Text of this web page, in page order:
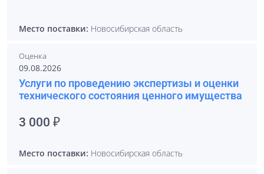
Место поставки: Новосибирская область
Оценка
09.08.2026
Услуги по проведению экспертизы и оценки
технического состояния ценного имущества
3 000 ₽
Место поставки: Новосибирская область